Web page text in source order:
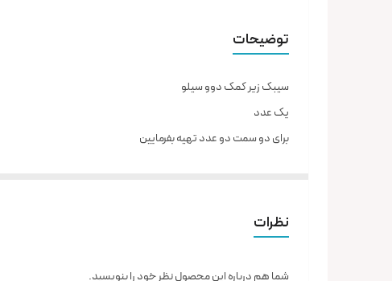
توضیحات
سیبک زیر کمک دوو سیلو
یک عدد
برای دو سمت دو عدد تهیه بفرمایین
نظرات
شما هم درباره این محصول نظر خود را بنویسید.